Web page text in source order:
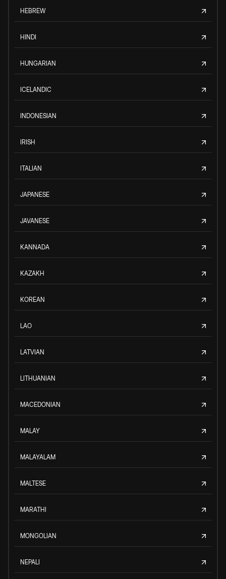
HEBREW
HINDI
HUNGARIAN
ICELANDIC
INDONESIAN
IRISH
ITALIAN
JAPANESE
JAVANESE
KANNADA
KAZAKH
KOREAN
LAO
LATVIAN
LITHUANIAN
MACEDONIAN
MALAY
MALAYALAM
MALTESE
MARATHI
MONGOLIAN
NEPALI